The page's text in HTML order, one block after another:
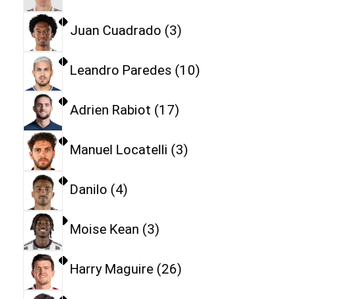
Juan Cuadrado 3
Leandro Paredes 10
Adrien Rabiot 17
Manuel Locatelli 3
Danilo 4
Moise Kean 3
Harry Maguire 26